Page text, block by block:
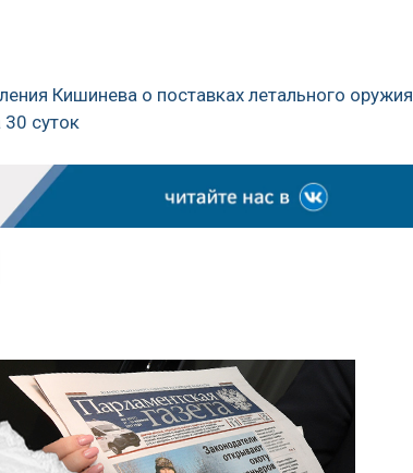
Кишинева о поставках летального оружия
суток